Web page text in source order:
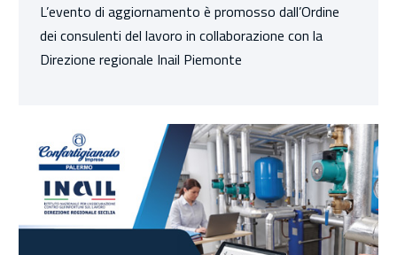
L’evento di aggiornamento è promosso dall’Ordine
dei consulenti del lavoro in collaborazione con la
Direzione regionale Inail Piemonte